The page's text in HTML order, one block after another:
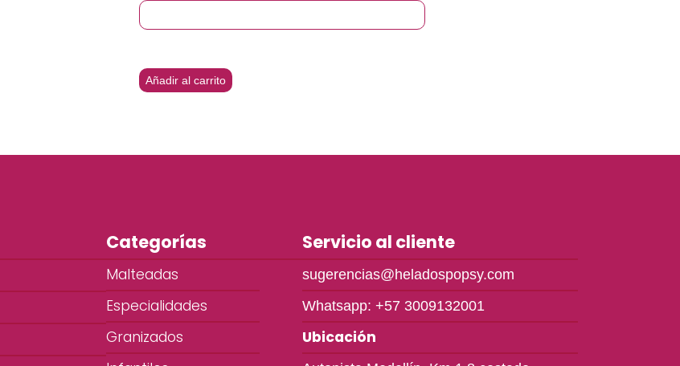
Añadir al carrito
Categorías
Malteadas
Especialidades
Granizados
Servicio al cliente
sugerencias@heladospopsy.com
Whatsapp: +57 3009132001
Ubicación